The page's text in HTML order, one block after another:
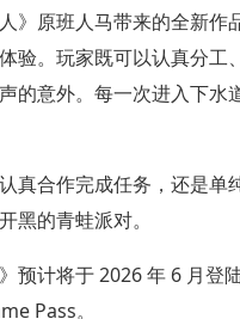
》原班人马带来的全新
验。玩家既可以认真分
的意外。每一次进入下水
真合作完成任务，还是
黑的青蛙派对。
》预计将于 2026 年 6 月
Pass。